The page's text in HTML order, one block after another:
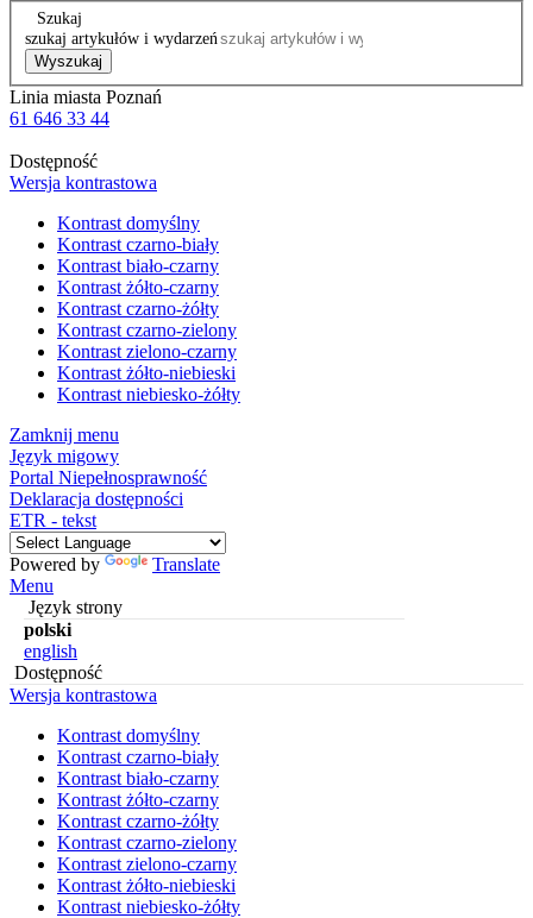
Szukaj
szukaj artykułów i wydarzeń
Wyszukaj
Linia miasta Poznań
61 646 33 44
Dostępność
Wersja kontrastowa
Kontrast domyślny
Kontrast czarno-biały
Kontrast biało-czarny
Kontrast żółto-czarny
Kontrast czarno-żółty
Kontrast czarno-zielony
Kontrast zielono-czarny
Kontrast żółto-niebieski
Kontrast niebiesko-żółty
Zamknij menu
Język migowy
Portal Niepełnosprawność
Deklaracja dostępności
ETR - tekst
Powered by
Translate
Menu
Język strony
polski
english
Dostępność
Wersja kontrastowa
Kontrast domyślny
Kontrast czarno-biały
Kontrast biało-czarny
Kontrast żółto-czarny
Kontrast czarno-żółty
Kontrast czarno-zielony
Kontrast zielono-czarny
Kontrast żółto-niebieski
Kontrast niebiesko-żółty